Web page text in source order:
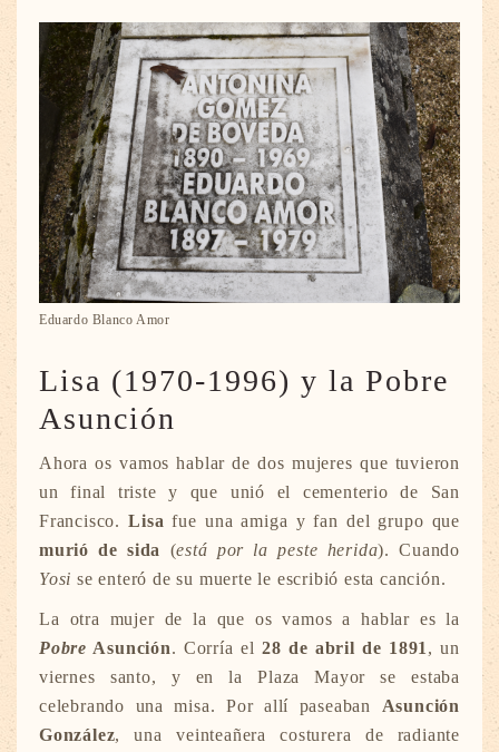
Eduardo Blanco Amor
Lisa (1970-1996) y la Pobre
Asunción
Ahora os vamos hablar de dos mujeres que tuvieron
un final triste y que unió el cementerio de San
Francisco.Lisafue una amiga y fan del grupo que
murió de sida
(está por la peste herida). Cuando
Yosi se enteró de su muerte le escribió esta canción.
La otra mujer de la que os vamos a hablar es la
Pobre Asunción. Corría el 28 de abril de 1891 , un
viernes santo, y en la Plaza Mayor se estaba
celebrando una misa. Por allí paseaban Asunción
González, una veinteañera costurera de radiante